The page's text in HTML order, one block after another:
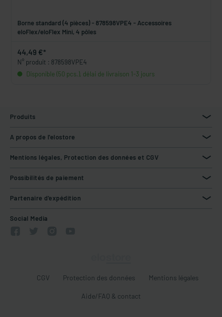
Borne standard (4 pièces) - 878598VPE4 - Accessoires
eloFlex/eloFlex Mini, 4 pôles
44,49 €*
N° produit : 878598VPE4
Disponible (50 pcs.), délai de livraison 1-3 jours
Produits
A propos de l'elostore
Mentions légales, Protection des données et CGV
Possibilités de paiement
Partenaire d'expédition
Social Media
CGV Protection des données Mentions légales
Aide/FAQ & contact